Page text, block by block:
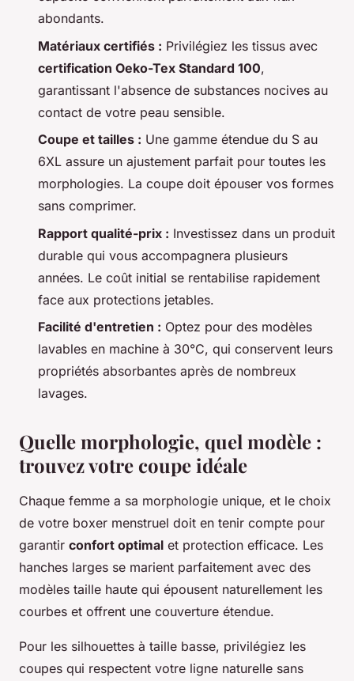
abondants.
Matériaux certifiés : Privilégiez les tissus avec
certification Oeko-Tex Standard 100,
garantissant l'absence de substances nocives au
contact de votre peau sensible.
Coupe et tailles : Une gamme étendue du S au
6XL assure un ajustement parfait pour toutes les
morphologies. La coupe doit épouser vos formes
sans comprimer.
Rapport qualité-prix : Investissez dans un produit
durable qui vous accompagnera plusieurs
années. Le coût initial se rentabilise rapidement
face aux protections jetables.
Facilité d'entretien : Optez pour des modèles
lavables en machine à 30°C, qui conservent leurs
propriétés absorbantes après de nombreux
lavages.
Quelle morphologie, quel modèle :
trouvez votre coupe idéale
Chaque femme a sa morphologie unique, et le choix
de votre boxer menstruel doit en tenir compte pour
garantir confort optimal et protection efficace. Les
hanches larges se marient parfaitement avec des
modèles taille haute qui épousent naturellement les
courbes et offrent une couverture étendue.
Pour les silhouettes à taille basse, privilégiez les
coupes qui respectent votre ligne naturelle sans